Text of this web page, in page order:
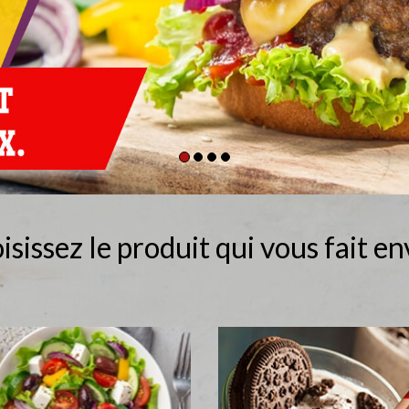
le produit qui vous fait